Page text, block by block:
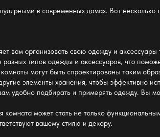
в современных домах. Вот
вам организовать свою одежду и аксессуары
разных типов одежды и аксессуаров, что
могут быть спроектированы таким
элементыхранения, чтобы эффективно
удобно подбирать и примерять одежду. Вы
комната может стать не только
вашему стилю и декору.